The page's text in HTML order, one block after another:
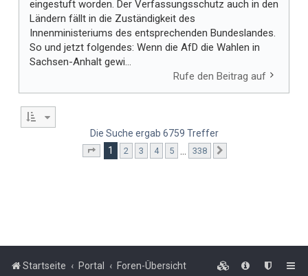
eingestuft worden. Der Verfassungsschutz auch in den
Ländern fällt in die Zuständigkeit des
Innenministeriums des entsprechenden Bundeslandes.
So und jetzt folgendes: Wenn die AfD die Wahlen in
Sachsen-Anhalt gewi...
Rufe den Beitrag auf
Die Suche ergab 6759 Treffer
Seite von338
1 2 3 4 5 338
Startseite Portal Foren-Übersicht